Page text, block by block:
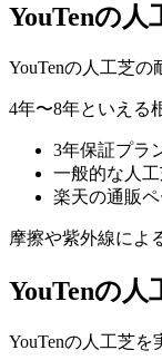
YouTenの人
YouTenの人工芝の
4年〜8年といえる
3年保証プラ
一般的な人
楽天の通販
摩擦や紫外線によ
YouTenの人
YouTenの人工芝を